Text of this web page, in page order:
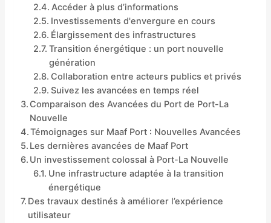
Accéder à plus d’informations
Investissements d'envergure en cours
Élargissement des infrastructures
Transition énergétique : un port nouvelle
génération
Collaboration entre acteurs publics et privés
Suivez les avancées en temps réel
Comparaison des Avancées du Port de Port-La
Nouvelle
Témoignages sur Maaf Port : Nouvelles Avancées
Les dernières avancées de Maaf Port
Un investissement colossal à Port-La Nouvelle
Une infrastructure adaptée à la transition
énergétique
Des travaux destinés à améliorer l’expérience
utilisateur